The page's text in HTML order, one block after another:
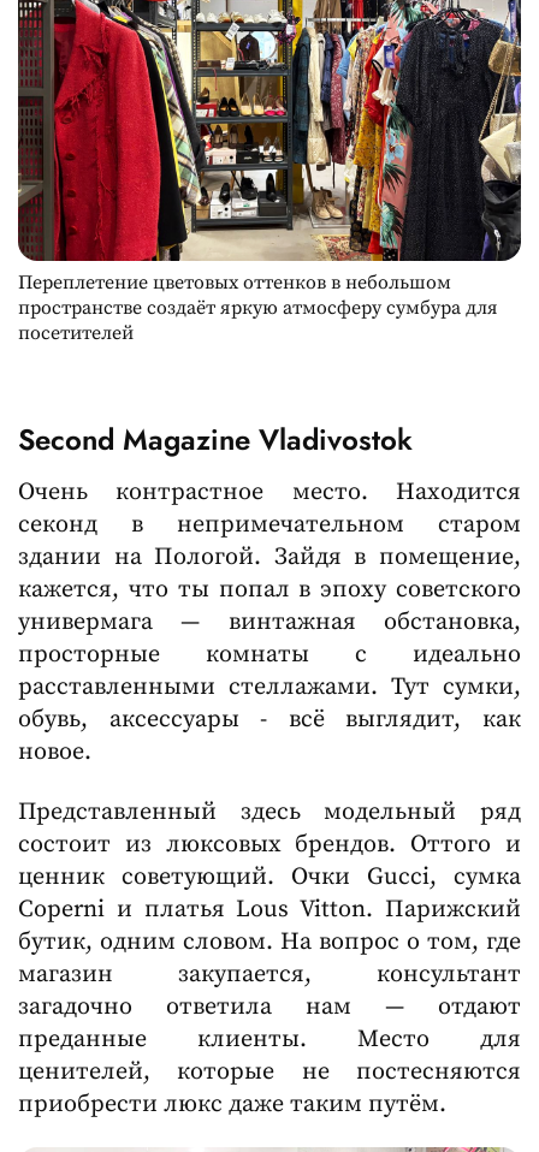
Переплетение цветовых оттенков в небольшом
пространстве создаёт яркую атмосферу сумбура для
посетителей
Second Magazine Vladivostok
Очень контрастное место. Находится
секонд в непримечательном старом
здании на Пологой. Зайдя в помещение,
кажется, что ты попал в эпоху советского
универмага — винтажная обстановка,
просторные комнаты с идеально
расставленными стеллажами. Тут сумки,
обувь, аксессуары - всё выглядит, как
новое.
Представленный здесь модельный ряд
состоит из люксовых брендов. Оттого и
ценник советующий. Очки Gucci, сумка
Coperni и платья Lous Vitton. Парижский
бутик, одним словом. На вопрос о том, где
магазин закупается, консультант
загадочно ответила нам — отдают
преданные клиенты. Место для
ценителей, которые не постесняются
приобрести люкс даже таким путём.